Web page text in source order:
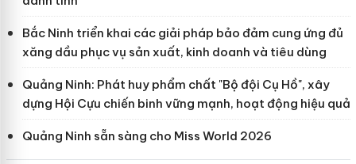
Bắc Ninh triển khai các giải pháp bảo đảm cung ứng đủ
xăng dầu phục vụ sản xuất, kinh doanh và tiêu dùng
Quảng Ninh: Phát huy phẩm chất "Bộ đội Cụ Hồ", xây
dựng Hội Cựu chiến binh vững mạnh, hoạt động hiệu quả
Quảng Ninh sẵn sàng cho Miss World 2026